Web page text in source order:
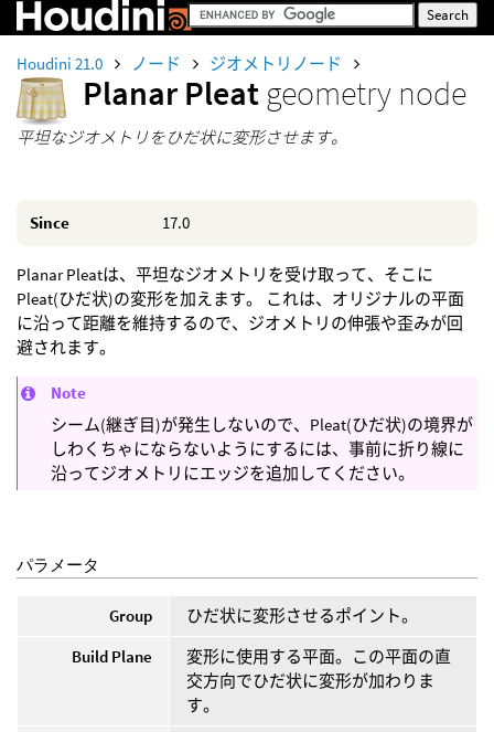
Houdini 21.0 ノード ジオメトリノード
Planar Pleat geometry node
平坦なジオメトリをひだ状に変形させます。
Since 17.0
Planar Pleatは、平坦なジオメトリを受け取って、そこに
Pleat(ひだ状)の変形を加えます。 これは、オリジナルの平面
に沿って距離を維持するので、ジオメトリの伸張や歪みが回
避されます。
Note
シーム(継ぎ目)が発生しないので、Pleat(ひだ状)の境界が
しわくちゃにならないようにするには、事前に折り線に
沿ってジオメトリにエッジを追加してください。
パラメータ
Group
ひだ状に変形させるポイント。
Build Plane
変形に使用する平面。この平面の直
交方向でひだ状に変形が加わりま
す。